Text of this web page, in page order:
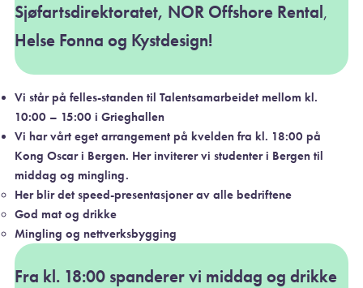
Sjøfartsdirektoratet, NOR Offshore Rental,
Helse Fonna og Kystdesign!
Vi står på felles-standen til Talentsamarbeidet mellom kl.
10:00 – 15:00 i Grieghallen
Vi har vårt eget arrangement på kvelden fra kl. 18:00 på
Kong Oscar i Bergen. Her inviterer vi studenter i Bergen til
middag og mingling.
Her blir det speed-presentasjoner av alle bedriftene
God mat og drikke
Mingling og nettverksbygging
Fra kl. 18:00 spanderer vi middag og drikke